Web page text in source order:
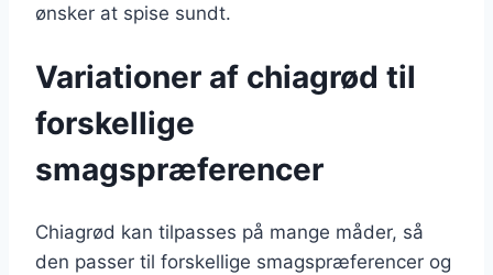
ønsker at spise sundt.
Variationer af chiagrød til
forskellige
smagspræferencer
Chiagrød kan tilpasses på mange måder, så
den passer til forskellige smagspræferencer og